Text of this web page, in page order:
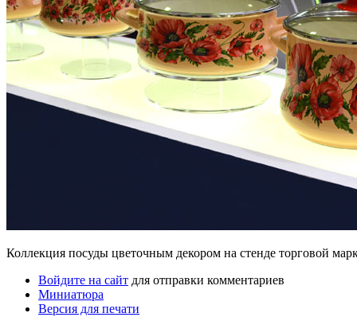
Коллекция посуды цветочным декором на стенде торговой
Войдите на сайт для отправки комментариев
Миниатюра
Версия для печати